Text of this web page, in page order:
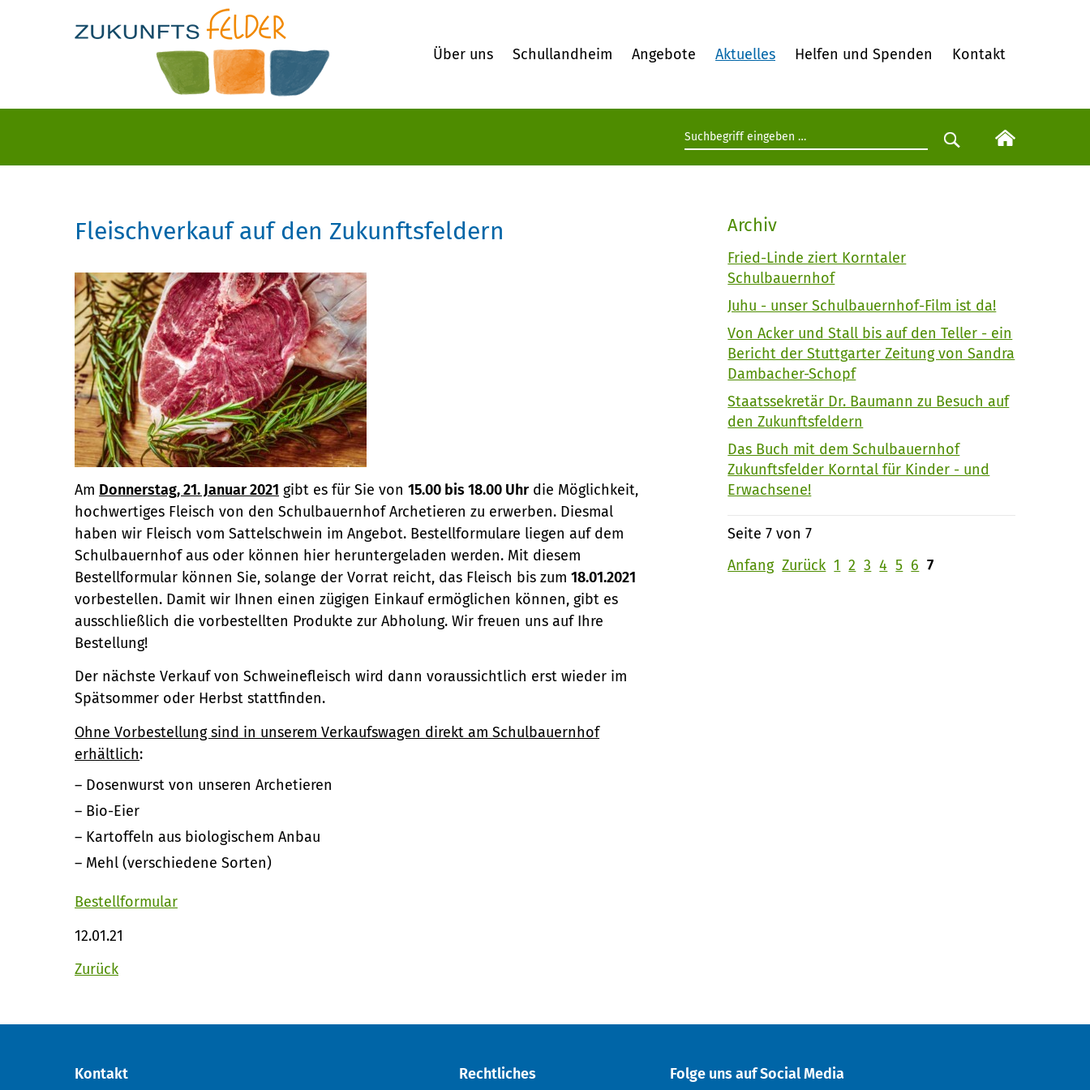
Über uns Schullandheim Angebote Aktuelles Helfen und Spenden Kontakt
Suchbegriff eingeben
Suche starten
Fleischverkauf auf den Zukunftsfeldern
Am Donnerstag, 21. Januar 2021 gibt es für Sie von 15.00 bis 18.00 Uhr die Möglichkeit,
hochwertiges Fleisch von den Schulbauernhof Archetieren zu erwerben. Diesmal
haben wir Fleisch vom Sattelschwein im Angebot. Bestellformulare liegen auf dem
Schulbauernhof aus oder können hier heruntergeladen werden. Mit diesem
Bestellformular können Sie, solange der Vorrat reicht, das Fleisch bis zum 18.01.2021
vorbestellen. Damit wir Ihnen einen zügigen Einkauf ermöglichen können, gibt es
ausschließlich die vorbestellten Produkte zur Abholung. Wir freuen uns auf Ihre
Bestellung!
Der nächste Verkauf von Schweinefleisch wird dann voraussichtlich erst wieder im
Spätsommer oder Herbst stattfinden.
Ohne Vorbestellung sind in unserem Verkaufswagen direkt am Schulbauernhof
erhältlich:
Dosenwurst von unseren Archetieren
Bio-Eier
Kartoffeln aus biologischem Anbau
Mehl (verschiedene Sorten)
Bestellformular
12.01.21
Zurück
Archiv
Fried-Linde ziert Korntaler
Schulbauernhof
Juhu - unser Schulbauernhof-Film ist da!
Von Acker und Stall bis auf den Teller - ein
Bericht der Stuttgarter Zeitung von Sandra
Dambacher-Schopf
Staatssekretär Dr. Baumann zu Besuch auf
den Zukunftsfeldern
Das Buch mit dem Schulbauernhof
Zukunftsfelder Korntal für Kinder - und
Erwachsene!
Seite 7 von 7
Anfang Zurück 1 2 3 4 5 6 7
Kontakt Rechtliches Folge uns auf Social Media